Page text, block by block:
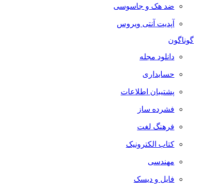
ضد هک و جاسوسی
آپدیت آنتی ویروس
گوناگون
دانلود مجله
حسابداری
پشتیبان اطلاعات
فشرده ساز
فرهنگ لغت
کتاب الکترونیک
مهندسی
فایل و دیسک